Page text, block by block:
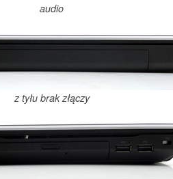
audio
z tyłu brak złączy